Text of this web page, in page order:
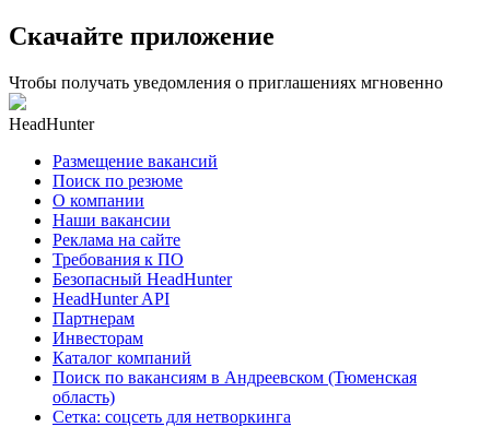
Скачайте приложение
Чтобы получать уведомления о приглашениях мгновенно
HeadHunter
Размещение вакансий
Поиск по резюме
О компании
Наши вакансии
Реклама на сайте
Требования к ПО
Безопасный HeadHunter
HeadHunter API
Партнерам
Инвесторам
Каталог компаний
Поиск по вакансиям в Андреевском (Тюменская
область)
Сетка: соцсеть для нетворкинга